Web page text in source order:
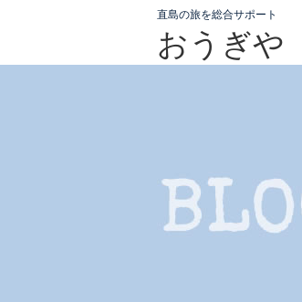
直島の旅を総合サポート
おうぎや